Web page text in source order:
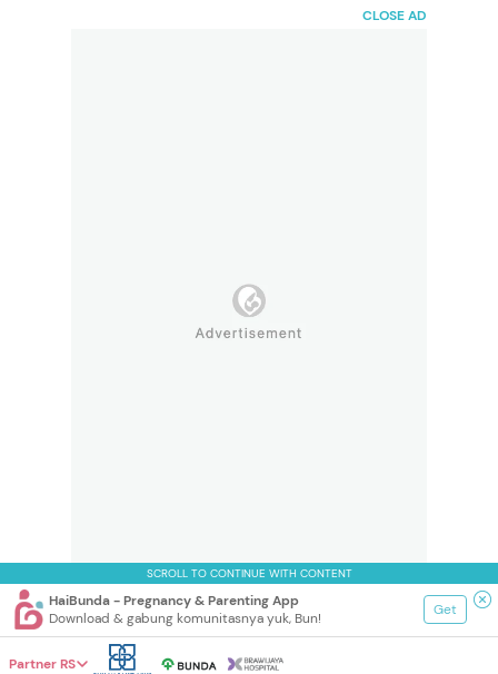
CLOSE AD
SCROLL TO CONTINUE WITH CONTENT
HaiBunda - Pregnancy & Parenting App
Download & gabung komunitasnya yuk, Bun!
Get
Partner RS